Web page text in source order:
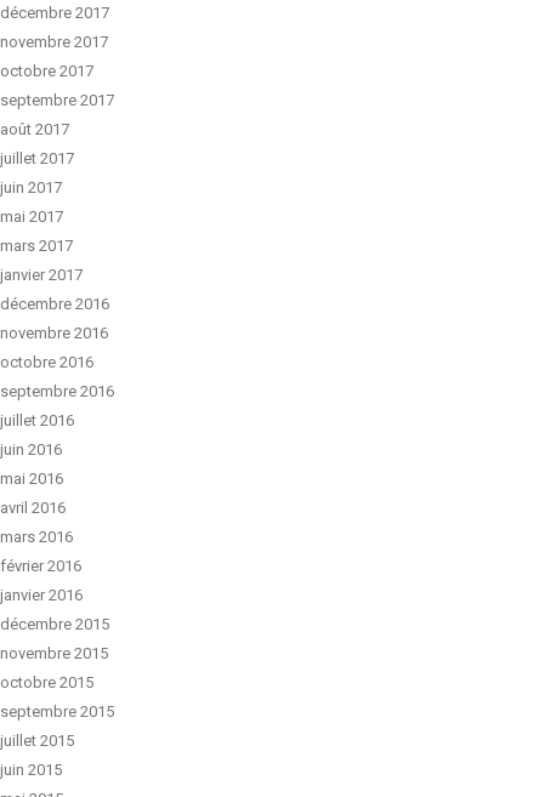
décembre 2017
novembre 2017
octobre 2017
septembre 2017
août 2017
juillet 2017
juin 2017
mai 2017
mars 2017
janvier 2017
décembre 2016
novembre 2016
octobre 2016
septembre 2016
juillet 2016
juin 2016
mai 2016
avril 2016
mars 2016
février 2016
janvier 2016
décembre 2015
novembre 2015
octobre 2015
septembre 2015
juillet 2015
juin 2015